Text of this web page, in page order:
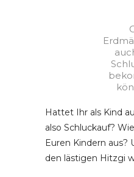
Hattet Ihr als Kind
also Schluckauf?
Euren Kindern aus?
den lästigen Hitzgi